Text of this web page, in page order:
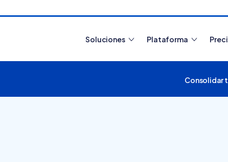
Soluciones Plataforma
Consolidar